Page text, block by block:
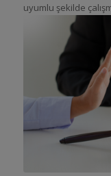
uyumlu şekilde